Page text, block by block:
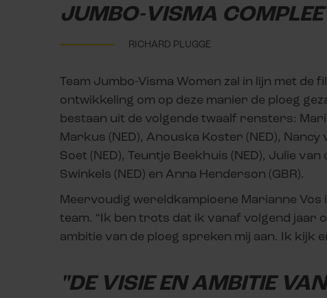
JUMBO-VISMA
RICHARD PLUGGE
Team Jumbo-Visma Women zal in lijn met
ontwikkeling om op deze manier de ploeg
bestaan uit de volgende twaalf rensters:
Markus (NED), Anouska Koster (NED),
Soet (NED), Teuntje Beekhuis (NED), Julie
Swinkels (NED) en Anna Henderson (GBR).
Meervoudig wereldkampioene Marianne
team. “Ik ben trots dat ik vanaf volgend jaar
ambitie van de ploeg spreken mij aan. Ik kijk
"DE VISIE EN AMBITIE